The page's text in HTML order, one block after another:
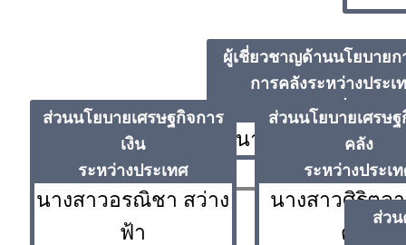
ผู้เชี่ยวชาญด้านนโยบายก
การคลังระหว่างประเ
(เศรษฐกรเชี่ยวชาญ)
นายมเหศวร เครือ
ส่วนนโยบายเศรษฐกิจการ
เงิน
ระหว่างประเทศ
นางสาวอรณิชา สว่าง
ฟ้า
ส่วนนโยบายเศรษฐ
คลัง
ระหว่างประเ
นางสาวศิริตล
ด้วง
ส่ว